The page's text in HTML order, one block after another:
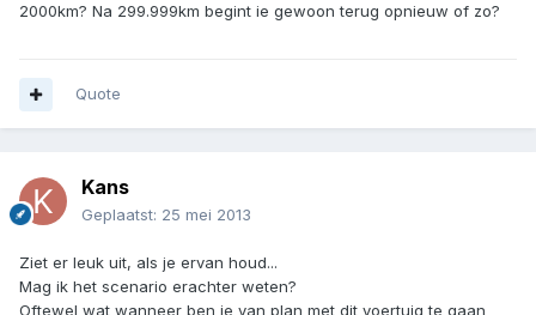
2000km? Na 299.999km begint ie gewoon terug opnieuw of zo?
Quote
Kans
Geplaatst: 25 mei 2013
Ziet er leuk uit, als je ervan houd...
Mag ik het scenario erachter weten?
Oftewel wat wanneer ben je van plan met dit voertuig te gaan